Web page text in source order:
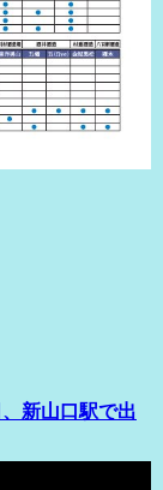
新山口駅で出